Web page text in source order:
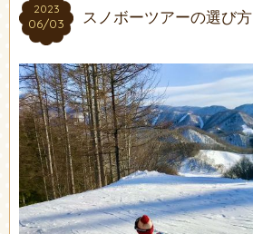
2023
06/03
2023
06/03 スノボーツアーの選び方